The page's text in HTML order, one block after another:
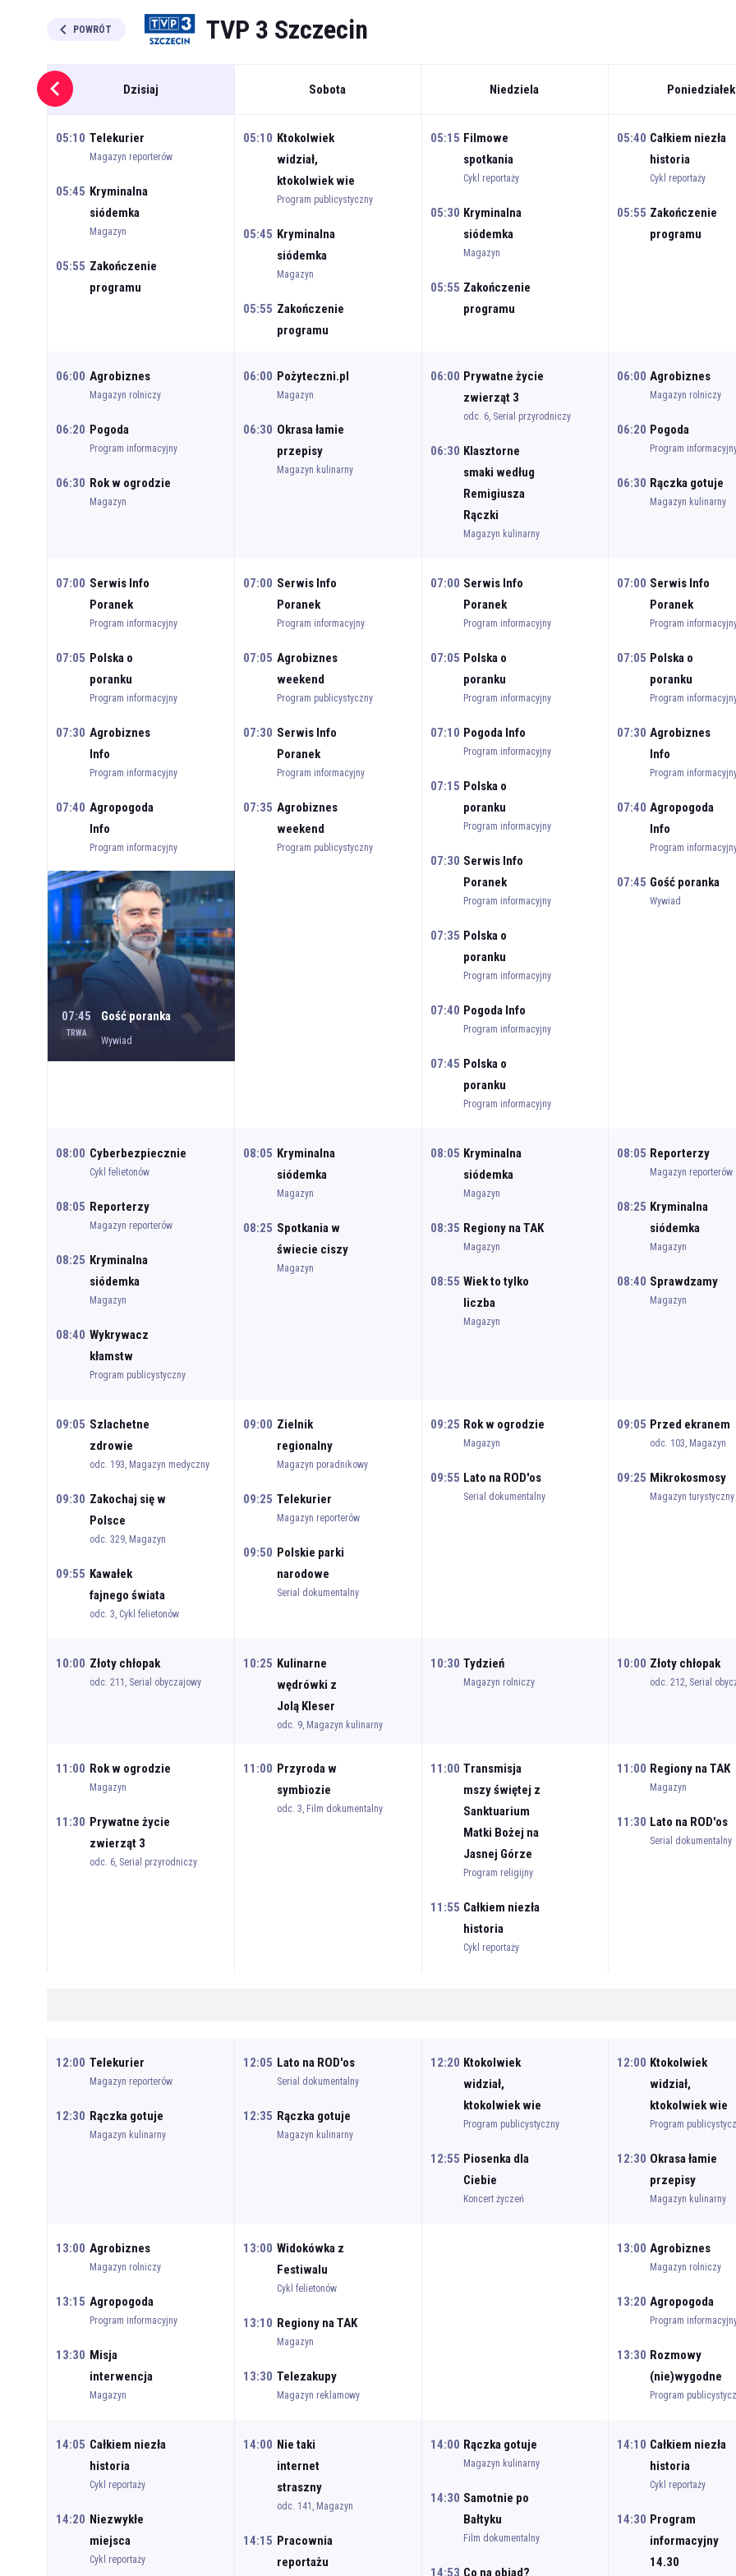
POWRÓT TVP 3 Szczecin
Dzisiaj Sobota Niedziela Poniedziałek
05:10 Telekurier
Magazyn reporterów
05:45 Kryminalna
siódemka
Magazyn
05:55 Zakończenie
programu
05:10 Ktokolwiek
widział,
ktokolwiek wie
Program publicystyczny
05:45 Kryminalna
siódemka
Magazyn
05:55 Zakończenie
programu
05:15 Filmowe
spotkania
Cykl reportaży
05:30 Kryminalna
siódemka
Magazyn
05:55 Zakończenie
programu
05:40 Całkiem niezła
historia
Cykl reportaży
05:55 Zakończenie
programu
06:00 Agrobiznes
Magazyn rolniczy
06:20 Pogoda
Program informacyjny
06:30 Rok w ogrodzie
Magazyn
06:00 Pożyteczni.pl
Magazyn
06:30 Okrasa łamie
przepisy
Magazyn kulinarny
06:00 Prywatne życie
zwierząt 3
odc. 6, Serial przyrodniczy
06:30 Klasztorne
smaki według
Remigiusza
Rączki
Magazyn kulinarny
06:00 Agrobiznes
Magazyn rolniczy
06:20 Pogoda
Program
06:30 Rączka gotuje
Magazyn kulinarny
07:00 Serwis Info
Poranek
Program informacyjny
07:05 Polska o
poranku
Program informacyjny
07:30 Agrobiznes
Info
Program informacyjny
07:40 Agropogoda
Info
Program informacyjny
07:45
TRWA
Gość poranka
Wywiad
07:00 Serwis Info
Poranek
Program informacyjny
07:05 Agrobiznes
weekend
Program publicystyczny
07:30 Serwis Info
Poranek
Program informacyjny
07:35 Agrobiznes
weekend
Program publicystyczny
07:00 Serwis Info
Poranek
Program informacyjny
07:05 Polska o
poranku
Program informacyjny
07:10 Pogoda Info
Program informacyjny
07:15 Polska o
poranku
Program informacyjny
07:30 Serwis Info
Poranek
Program informacyjny
07:35 Polska o
poranku
Program informacyjny
07:40 Pogoda Info
Program informacyjny
07:45 Polska o
poranku
Program informacyjny
07:00 Serwis Info
Poranek
Program
07:05 Polska o
poranku
Program
07:30 Agrobiznes
Info
Program
07:40 Agropogoda
Info
Program
07:45 Gość poranka
Wywiad
08:00 Cyberbezpiecznie
Cykl felietonów
08:05 Reporterzy
Magazyn reporterów
08:25 Kryminalna
siódemka
Magazyn
08:40 Wykrywacz
kłamstw
Program publicystyczny
08:05 Kryminalna
siódemka
Magazyn
08:25 Spotkania w
świecie ciszy
Magazyn
08:05 Kryminalna
siódemka
Magazyn
08:35 Regiony na TAK
Magazyn
08:55 Wiek to tylko
liczba
Magazyn
08:05 Reporterzy
Magazyn reporterów
08:25 Kryminalna
siódemka
Magazyn
08:40 Sprawdzamy
Magazyn
09:05 Szlachetne
zdrowie
odc. 193, Magazyn medyczny
09:30 Zakochaj się w
Polsce
odc. 329, Magazyn
09:55 Kawałek
fajnego świata
odc. 3, Cykl felietonów
09:00 Zielnik
regionalny
Magazyn poradnikowy
09:25 Telekurier
Magazyn reporterów
09:50 Polskie parki
narodowe
Serial dokumentalny
09:25 Rok w ogrodzie
Magazyn
09:55 Lato na ROD'os
Serial dokumentalny
09:05 Przed ekranem
odc. 103, Magazyn
09:25 Mikrokosmosy
Magazyn turystyczny
10:00 Złoty chłopak
odc. 211, Serial obyczajowy
10:25 Kulinarne
wędrówki z
Jolą Kleser
odc. 9, Magazyn kulinarny
10:30 Tydzień
Magazyn rolniczy
10:00 Złoty chłopak
odc. 212, Serial
11:00 Rok w ogrodzie
Magazyn
11:30 Prywatne życie
zwierząt 3
odc. 6, Serial przyrodniczy
11:00 Przyroda w
symbiozie
odc. 3, Film dokumentalny
11:00 Transmisja
mszy świętej z
Sanktuarium
Matki Bożej na
Jasnej Górze
Program religijny
11:55 Całkiem niezła
historia
Cykl reportaży
11:00 Regiony na TAK
Magazyn
11:30 Lato na ROD'os
Serial dokumentalny
12:00 Telekurier
Magazyn reporterów
12:30 Rączka gotuje
Magazyn kulinarny
12:05 Lato na ROD'os
Serial dokumentalny
12:35 Rączka gotuje
Magazyn kulinarny
12:20 Ktokolwiek
widział,
ktokolwiek wie
Program publicystyczny
12:55 Piosenka dla
Ciebie
Koncert życzeń
12:00 Ktokolwiek
widział,
ktokolwiek wie
Program
12:30 Okrasa łamie
przepisy
Magazyn kulinarny
13:00 Agrobiznes
Magazyn rolniczy
13:15 Agropogoda
Program informacyjny
13:30 Misja
interwencja
Magazyn
13:00 Widokówka z
Festiwalu
Cykl felietonów
13:10 Regiony na TAK
Magazyn
13:30 Telezakupy
Magazyn reklamowy
13:00 Agrobiznes
Magazyn rolniczy
13:20 Agropogoda
Program
13:30 Rozmowy
(nie)wygodne
Program
14:05 Całkiem niezła
historia
Cykl reportaży
14:20 Niezwykłe
miejsca
Cykl reportaży
14:00 Nie taki
internet
straszny
odc. 141, Magazyn
14:15 Pracownia
reportażu
14:00 Rączka gotuje
Magazyn kulinarny
14:30 Samotnie po
Bałtyku
Film dokumentalny
14:53 Co na obiad?
14:10 Całkiem niezła
historia
Cykl reportaży
14:30 Program
informacyjny
14.30